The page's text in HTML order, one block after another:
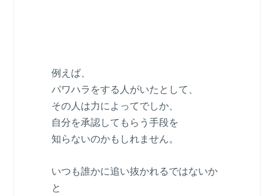
例えば、
パワハラをする人がいたとして、
その人は力によってでしか、
自分を承認してもらう手段を
知らないのかもしれません。
いつも誰かに追い抜かれるではないか
と